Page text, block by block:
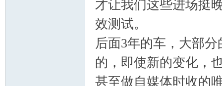
才让我们这些进场挺
效测试。
后面3年的车，大部
的，即使新的变化，
甚至做自媒体时收的